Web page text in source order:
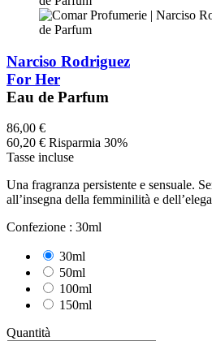
Narciso Rodriguez
For Her
Eau de Parfum
86,00 €
60,20 € Risparmia 30%
Tasse incluse
Una fragranza persistente e sensuale.
all’insegna della femminilità e
Confezione : 30ml
30ml
50ml
100ml
150ml
Quantità